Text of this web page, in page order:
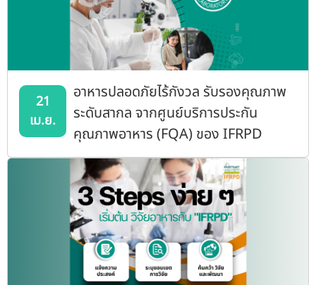
21
เม.ย.
อาหารปลอดภัยไร้กังวล รับรองคุณภาพ
ระดับสากล จากศูนย์บริการประกัน
คุณภาพอาหาร (FQA) ของ IFRPD